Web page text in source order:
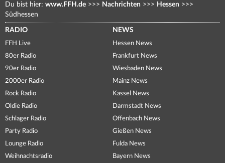
Du bist hier: www.FFH.de >>> Nachrichten >>> Hessen >>>
Südhessen
RADIO
FFH Live
80er Radio
90er Radio
2000er Radio
Rock Radio
Oldie Radio
Schlager Radio
Party Radio
Lounge Radio
Weihnachtsradio
NEWS
Hessen News
Frankfurt News
Wiesbaden News
Mainz News
Kassel News
Darmstadt News
Offenbach News
Gießen News
Fulda News
Bayern News